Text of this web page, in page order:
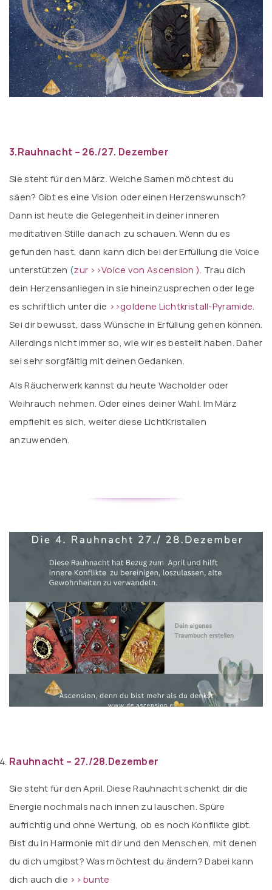
3.Rauhnacht – 26./27. Dezember
Sie steht für den März. Welche Samen möchtest du
säen? Gibt es eine Vision oder einen Herzenswunsch?
Dann ist heute die Gelegenheit in deiner inneren
meditativen Stille danach zu schauen. Wenn du es
gefunden hast, dann kann dich bei der Erfüllung die Voice
unterstützen (zur >>Voice von Ascension ). Trau dich
dein Herzensanliegen in sie hineinzusprechen oder lege
es schriftlich unter die >>goldene Lichtkristall-Pyramide.
Sei dir bewusst, dass Wünsche in Erfüllung gehen können.
Allerdings nicht immer so, wie wir es bestellt haben. Daher
sei sehr sorgfältig mit deinen Gedanken.
Als Räucherwerk kannst du heute Wacholder oder
Weihrauch nehmen. Oder eines deiner Wahl. Im März
empfiehlt es sich, weiter diese LichtKristallen
anzuwenden.
Rauhnacht – 27./28.Dezember
Sie steht für den April. Diese Rauhnacht schenkt dir die
Energie nochmals nach innen zu lauschen. Spüre
aufrichtig und ohne Wertung, ob es noch Konflikte gibt.
Bist du in Harmonie mit dir und den Menschen, mit denen
du dich umgibst? Was möchtest du ändern? Dabei kann
dich auch die >> bunte